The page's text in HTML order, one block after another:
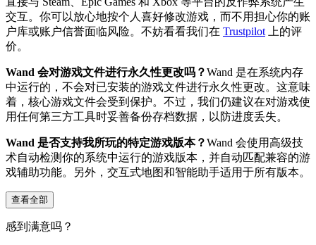
交互。你可以放心地按个人喜好修改游戏，而不用担心你的账
户库或账户信誉面临风险。不妨看看我们在 Trustpilot 上的评
价。
Wand 会对游戏文件进行永久性更改吗？Wand 是在系统内存
中运行的，不会对已安装的游戏文件进行永久性更改。这意味
着，核心游戏文件会受到保护。不过，我们仍建议在对游戏使
用任何第三方工具时妥善备份存档数据，以防进度丢失。
Wand 是否支持我所玩的特定游戏版本？Wand 会使用高级技
术自动检测你的系统中运行的游戏版本，并自动匹配兼容的游
戏辅助功能。另外，交互式地图和智能助手适用于所有版本。
查看全部
感到满意吗？